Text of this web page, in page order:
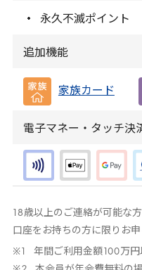
永久不滅ポイント
追加機能
家族カード
電子マネー・タッチ決
18 歳以上のご連絡が可能な
口座をお持ちの方に限りお申
年間ご利用金額 100万